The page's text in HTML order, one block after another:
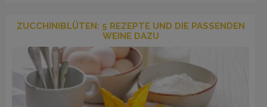
ZUCCHINIBLÜTEN: 5 REZEPTE UND DIE PASSENDEN
WEINE DAZU